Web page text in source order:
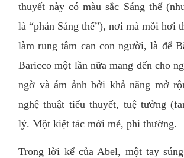
thuyết này có màu sắc Sáng thế
là “phản Sáng thế”), nơi mà mỗi hơi
làm rung tâm can con người, là để
Baricco một lần nữa mang đến cho
ngờ và ám ảnh bởi khả năng mở
nghệ thuật tiểu thuyết, tuệ tưởng
lý. Một kiệt tác mới mẻ, phi thường.
Trong lời kể của Abel, một tay